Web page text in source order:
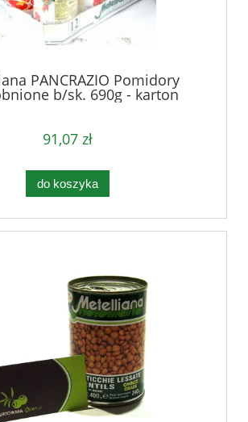
PANCRAZIO Pomidory
b/sk. 690g - karton
91,07 zł
do koszyka